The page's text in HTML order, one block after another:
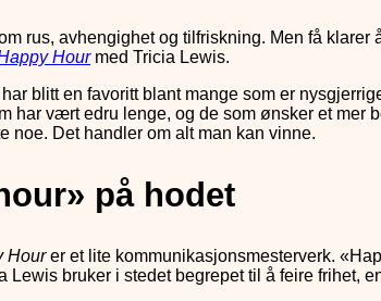
rus, avhengighet og tilfriskning. Men få
Hourmed Tricia Lewis.
blitt en favoritt blant mange som er
har vært edru lenge, og de som ønsker et mer
noe. Det handler om alt man kan vinne.
på hodet
Hourer et lite kommunikasjonsmesterverk.
Lewis bruker i stedet begrepet til å feire frihet,